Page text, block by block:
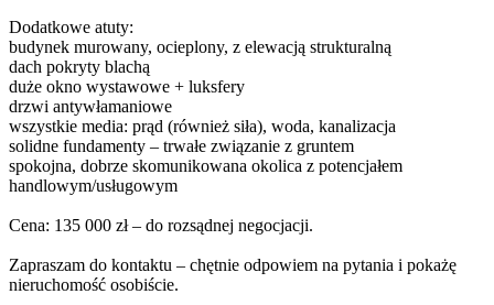
Dodatkowe atuty:
budynek murowany, ocieplony, z elewacją strukturalną
dach pokryty blachą
duże okno wystawowe + luksfery
drzwi antywłamaniowe
wszystkie media: prąd (również siła), woda, kanalizacja
solidne fundamenty – trwałe związanie z gruntem
spokojna, dobrze skomunikowana okolica z potencjałem
handlowym/usługowym
Cena: 135 000 zł – do rozsądnej negocjacji.
Zapraszam do kontaktu – chętnie odpowiem na pytania i pokażę
nieruchomość osobiście.